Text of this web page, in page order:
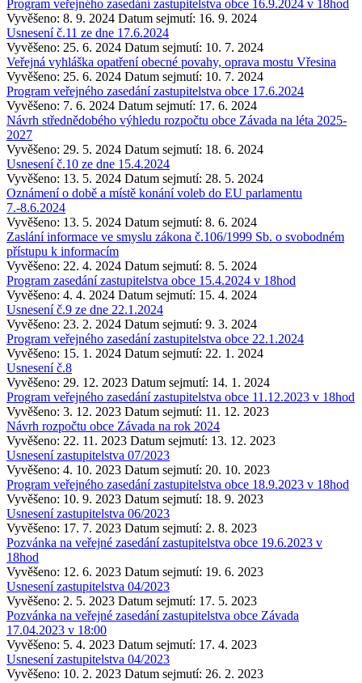
Program veřejného zasedání zastupitelstva obce 16.9.2024 v 18hod
Vyvěšeno: 8. 9. 2024 Datum sejmutí: 16. 9. 2024
Usnesení č.11 ze dne 17.6.2024
Vyvěšeno: 25. 6. 2024 Datum sejmutí: 10. 7. 2024
Veřejná vyhláška opatření obecné povahy, oprava mostu Vřesina
Vyvěšeno: 25. 6. 2024 Datum sejmutí: 10. 7. 2024
Program veřejného zasedání zastupitelstva obce 17.6.2024
Vyvěšeno: 7. 6. 2024 Datum sejmutí: 17. 6. 2024
Návrh střednědobého výhledu rozpočtu obce Závada na léta 2025-
2027
Vyvěšeno: 29. 5. 2024 Datum sejmutí: 18. 6. 2024
Usnesení č.10 ze dne 15.4.2024
Vyvěšeno: 13. 5. 2024 Datum sejmutí: 28. 5. 2024
Oznámení o době a místě konání voleb do EU parlamentu
7.-8.6.2024
Vyvěšeno: 13. 5. 2024 Datum sejmutí: 8. 6. 2024
Zaslání informace ve smyslu zákona č.106/1999 Sb. o svobodném
přístupu k informacím
Vyvěšeno: 22. 4. 2024 Datum sejmutí: 8. 5. 2024
Program zasedání zastupitelstva obce 15.4.2024 v 18hod
Vyvěšeno: 4. 4. 2024 Datum sejmutí: 15. 4. 2024
Usnesení č.9 ze dne 22.1.2024
Vyvěšeno: 23. 2. 2024 Datum sejmutí: 9. 3. 2024
Program veřejného zasedání zastupitelstva obce 22.1.2024
Vyvěšeno: 15. 1. 2024 Datum sejmutí: 22. 1. 2024
Usnesení č.8
Vyvěšeno: 29. 12. 2023 Datum sejmutí: 14. 1. 2024
Program veřejného zasedání zastupitelstva obce 11.12.2023 v 18hod
Vyvěšeno: 3. 12. 2023 Datum sejmutí: 11. 12. 2023
Návrh rozpočtu obce Závada na rok 2024
Vyvěšeno: 22. 11. 2023 Datum sejmutí: 13. 12. 2023
Usnesení zastupitelstva 07/2023
Vyvěšeno: 4. 10. 2023 Datum sejmutí: 20. 10. 2023
Program veřejného zasedání zastupitelstva obce 18.9.2023 v 18hod
Vyvěšeno: 10. 9. 2023 Datum sejmutí: 18. 9. 2023
Usnesení zastupitelstva 06/2023
Vyvěšeno: 17. 7. 2023 Datum sejmutí: 2. 8. 2023
Pozvánka na veřejné zasedání zastupitelstva obce 19.6.2023 v
18hod
Vyvěšeno: 12. 6. 2023 Datum sejmutí: 19. 6. 2023
Usnesení zastupitelstva 04/2023
Vyvěšeno: 2. 5. 2023 Datum sejmutí: 17. 5. 2023
Pozvánka na veřejné zasedání zastupitelstva obce Závada
17.04.2023 v 18:00
Vyvěšeno: 5. 4. 2023 Datum sejmutí: 17. 4. 2023
Usnesení zastupitelstva 04/2023
Vyvěšeno: 10. 2. 2023 Datum sejmutí: 26. 2. 2023